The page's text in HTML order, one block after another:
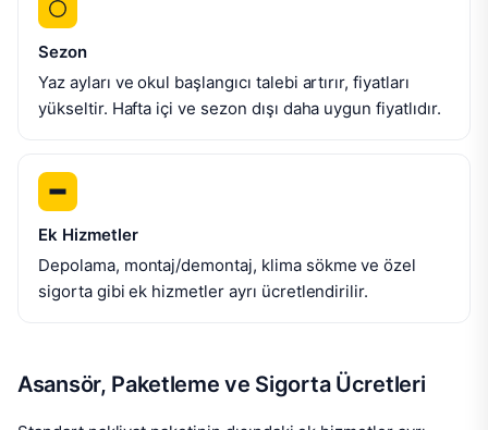
Sezon
Yaz ayları ve okul başlangıcı talebi artırır, fiyatları
yükseltir. Hafta içi ve sezon dışı daha uygun fiyatlıdır.
Ek Hizmetler
Depolama, montaj/demontaj, klima sökme ve özel
sigorta gibi ek hizmetler ayrı ücretlendirilir.
Asansör, Paketleme ve Sigorta Ücretleri